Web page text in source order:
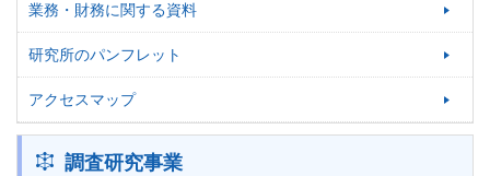
業務・財務に関する資料
研究所のパンフレット
アクセスマップ
調査研究事業